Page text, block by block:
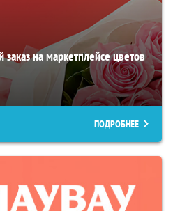
на маркетплейсе цветов
ПОДРОБНЕЕ